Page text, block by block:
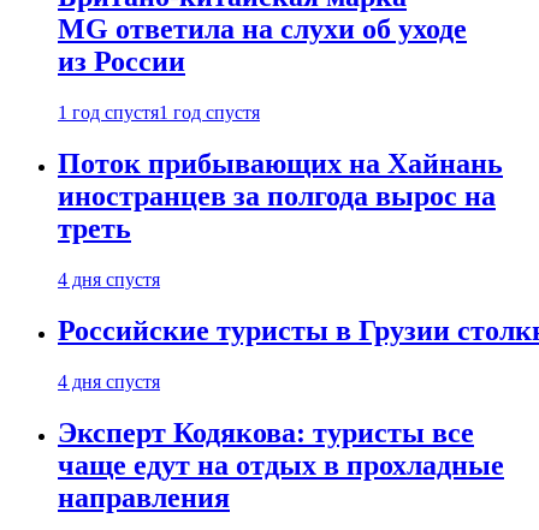
MG ответила на слухи об уходе
из России
1 год спустя1 год спустя
Поток прибывающих на Хайнань
иностранцев за полгода вырос на
треть
4 дня спустя
Российские туристы в Грузии
4 дня спустя
Эксперт Кодякова: туристы все
чаще едут на отдых в прохладные
направления